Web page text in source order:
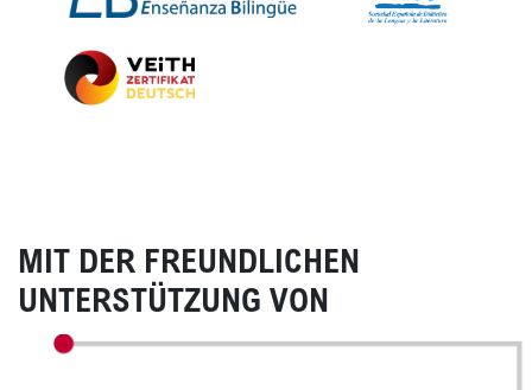
MIT DER FREUNDLICHEN
UNTERSTÜTZUNG VON